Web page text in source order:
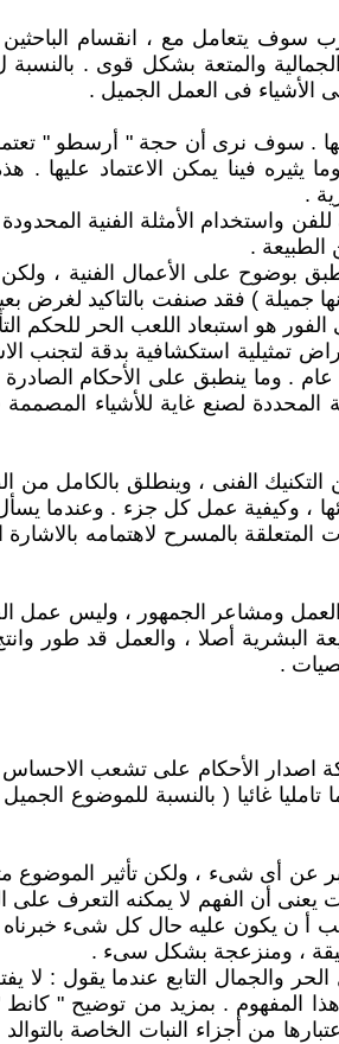
سوف يتعامل مع ، انقسام
والمتعة بشكل قوى .
الأشياء فى العمل الجميل .
. سوف نرى أن حجة " أرسطو "
يثيره فينا يمكن الاعتماد
.
واستخدام الأمثلة الفنية
الطبيعة .
بوضوح على الأعمال الفنية ،
جميلة ) فقد صنفت بالتاكيد
هو استبعاد اللعب الحر للحكم
تمثيلية استكشافية بدقة لتجنب
. وما ينطبق على الأحكام
المحددة لصنع غاية للأشياء
الفنى ، وينطلق بالكامل من
، وكيفية عمل كل جزء .
بالمسرح لاهتمامه بالاشارة
ومشاعر الجمهور ، وليس عمل
أصلا ، والعمل قد طور
.
اصدار الأحكام على تشعب
غائيا ( بالنسبة للموضوع الجميل
أى شىء ، ولكن تأثير الموضوع
يعنى أن الفهم لا يمكنه التعرف
يكون عليه حال كل شىء خبرناه
، ومنزعجة بشكل سىء .
والجمال التابع عندما يقول :
المفهوم . بمزيد من توضيح "
من أجزاء النبات الخاصة